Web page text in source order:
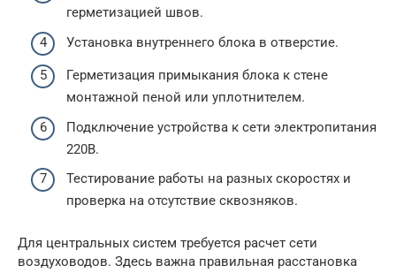
герметизацией швов.
Установка внутреннего блока в отверстие.
Герметизация примыкания блока к стене
монтажной пеной или уплотнителем.
Подключение устройства к сети электропитания
220В.
Тестирование работы на разных скоростях и
проверка на отсутствие сквозняков.
Для центральных систем требуется расчет сети
воздуховодов. Здесь важна правильная расстановка